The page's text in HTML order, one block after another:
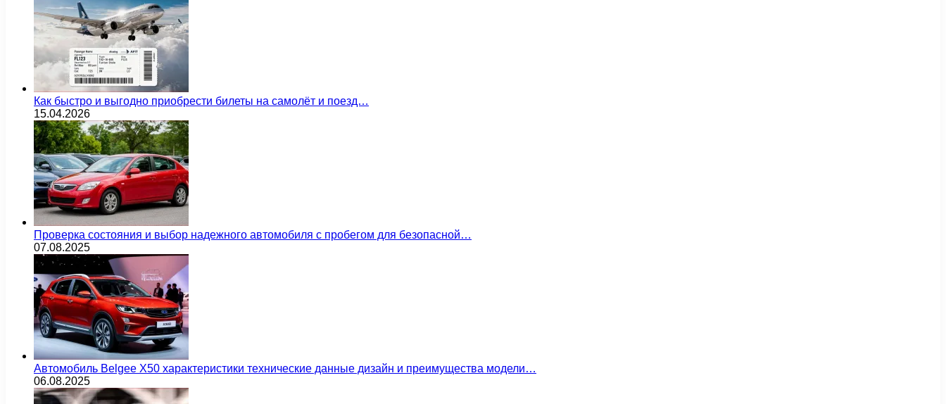
Как быстро и выгодно приобрести билеты на самолёт и поезд…
15.04.2026
Проверка состояния и выбор надежного автомобиля с пробегом для безопасной…
07.08.2025
Автомобиль Belgee X50 характеристики технические данные дизайн и преимущества модели…
06.08.2025